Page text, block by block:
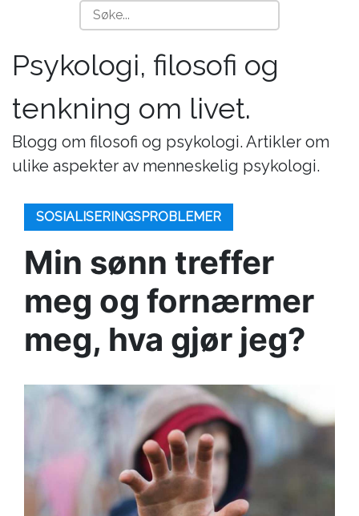
Psykologi, filosofi og
tenkning om livet.
Blogg om filosofi og psykologi. Artikler om
ulike aspekter av menneskelig psykologi.
SOSIALISERINGSPROBLEMER
Min sønn treffer
meg og fornærmer
meg, hva gjør jeg?